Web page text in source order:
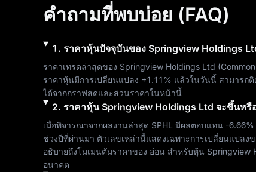
คำถามที่พบบ่อย (FAQ)
1 . ราคาหุ้นปัจจุบันของ Springview Holdings
ราคาเทรดล่าสุดของ Springview Holdings Ltd (
ราคาหุ้นมีการเปลี่ยนแปลง +1.11% แล้วในวันนี้ สามารถติ
ได้จากกราฟสดและส่วนราคาในหน้านี้
2. ราคาหุ้นSpringview Holdings Ltd จะขึ้นหรื
เมื่อพิจารณาจากผลงานล่าสุด SPHL มีผลตอบแทน -6.66%
ช่วงปีที่ผ่านมา ตัวเลขเหล่านี้แสดงเฉพาะการเปลี่ยนแปล
อธิบายถึงโมเมนตัมราคาของ อ่อน สำหรับหุ้น Springview
อนาคต